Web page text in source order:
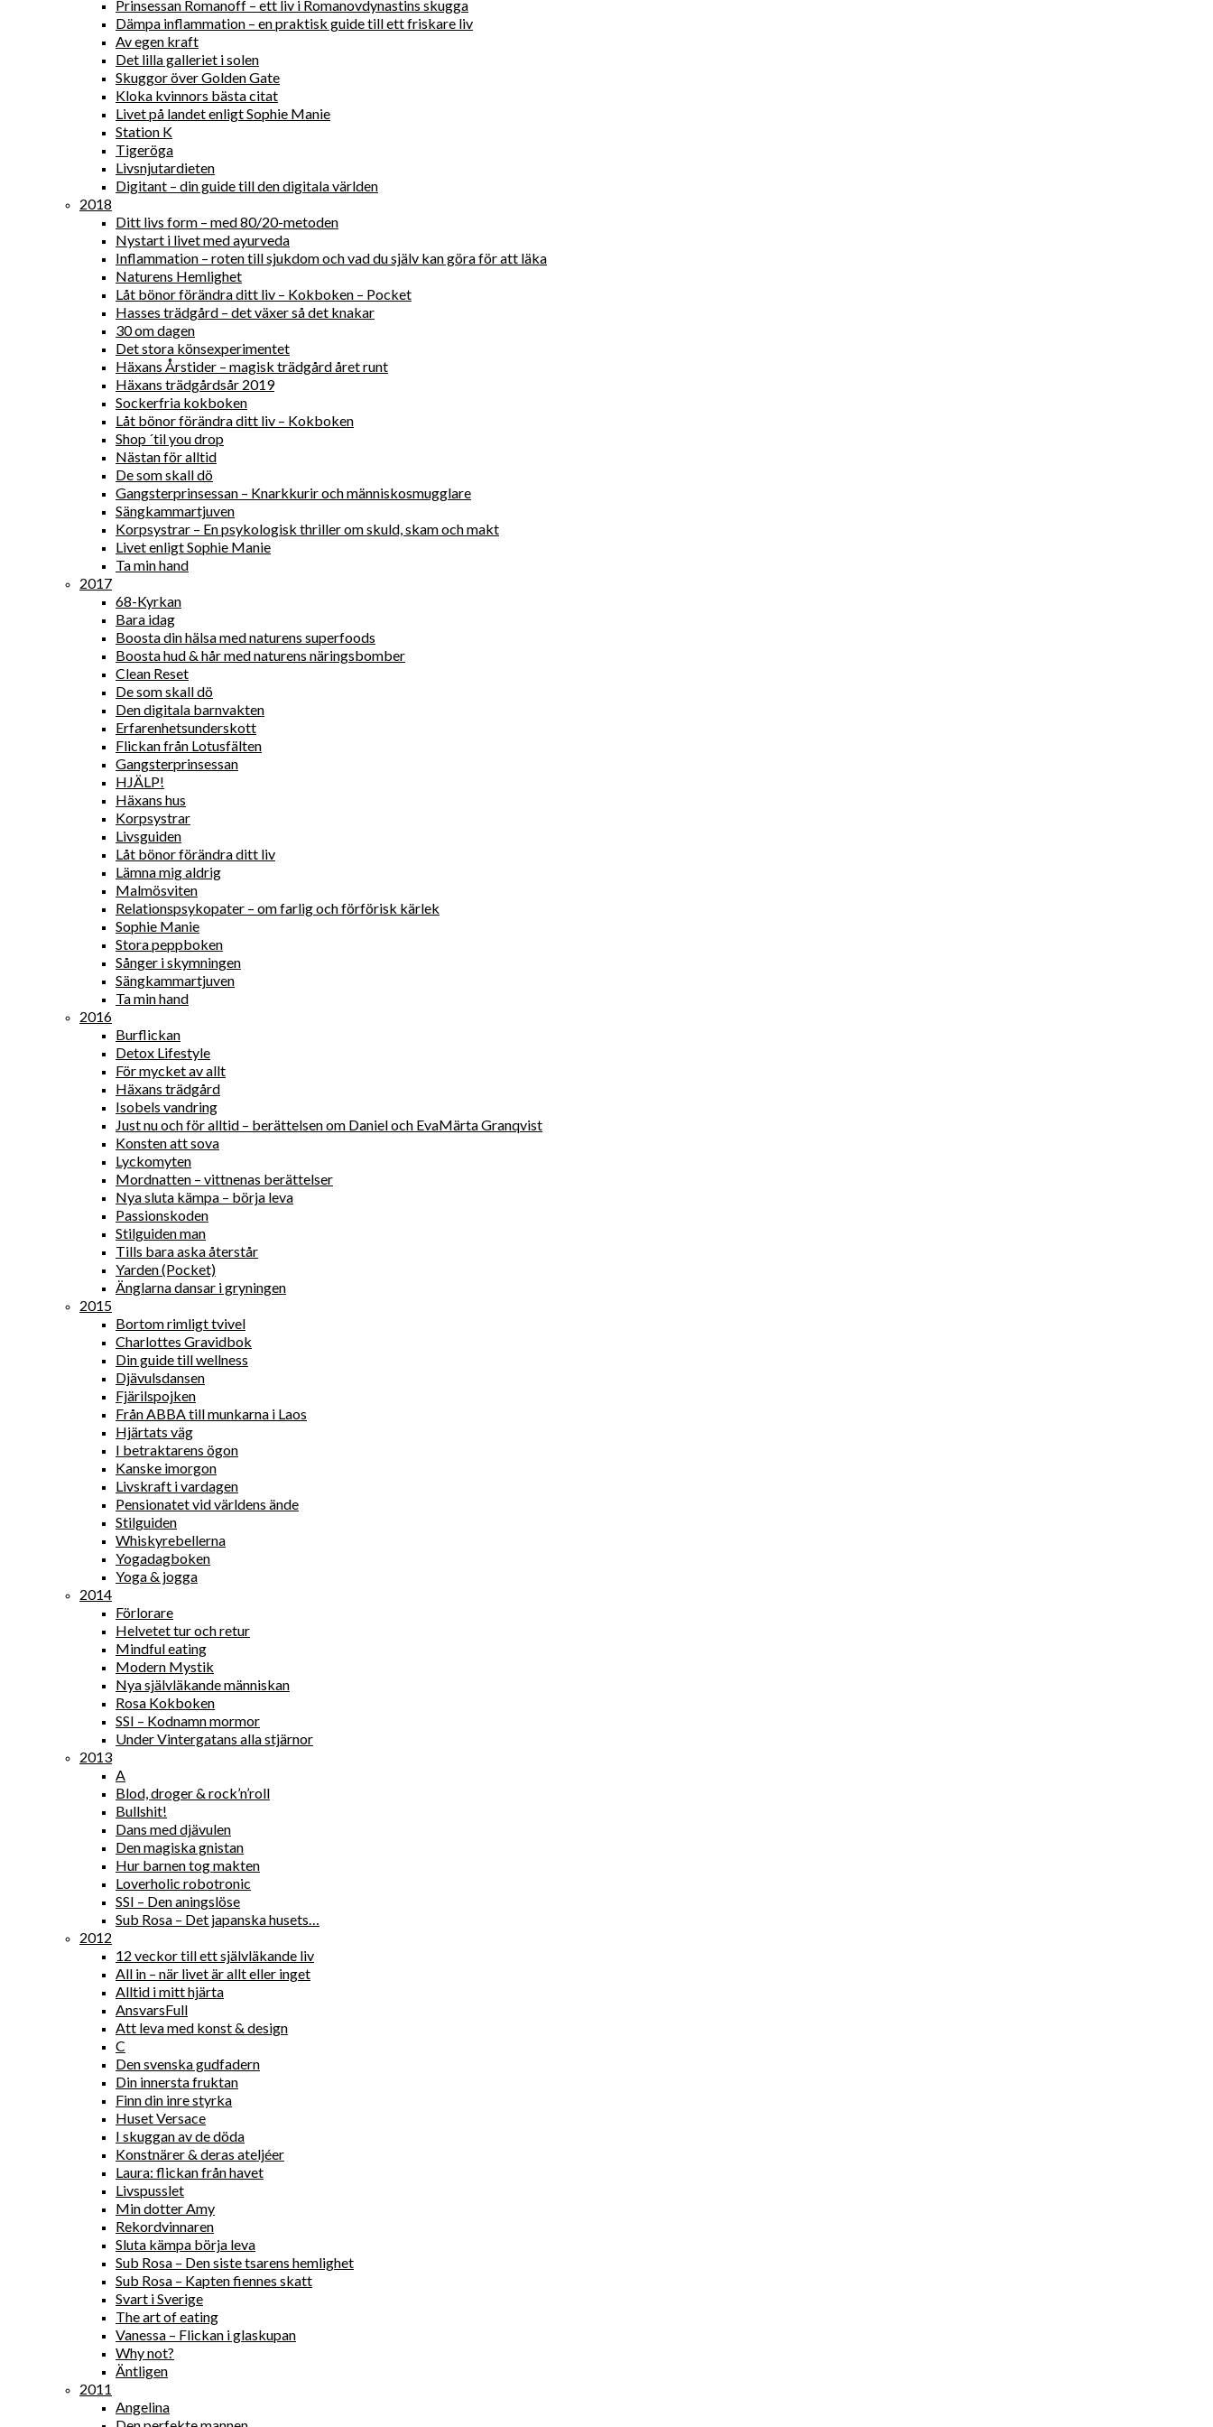
Prinsessan Romanoff – ett liv i Romanovdynastins skugga
Dämpa inflammation – en praktisk guide till ett friskare liv
Av egen kraft
Det lilla galleriet i solen
Skuggor över Golden Gate
Kloka kvinnors bästa citat
Livet på landet enligt Sophie Manie
Station K
Tigeröga
Livsnjutardieten
Digitant – din guide till den digitala världen
2018
Ditt livs form – med 80/20-metoden
Nystart i livet med ayurveda
Inflammation – roten till sjukdom och vad du själv kan göra för att läka
Naturens Hemlighet
Låt bönor förändra ditt liv – Kokboken – Pocket
Hasses trädgård – det växer så det knakar
30 om dagen
Det stora könsexperimentet
Häxans Årstider – magisk trädgård året runt
Häxans trädgårdsår 2019
Sockerfria kokboken
Låt bönor förändra ditt liv – Kokboken
Shop ´til you drop
Nästan för alltid
De som skall dö
Gangsterprinsessan – Knarkkurir och människosmugglare
Sängkammartjuven
Korpsystrar – En psykologisk thriller om skuld, skam och makt
Livet enligt Sophie Manie
Ta min hand
2017
68-Kyrkan
Bara idag
Boosta din hälsa med naturens superfoods
Boosta hud & hår med naturens näringsbomber
Clean Reset
De som skall dö
Den digitala barnvakten
Erfarenhetsunderskott
Flickan från Lotusfälten
Gangsterprinsessan
HJÄLP!
Häxans hus
Korpsystrar
Livsguiden
Låt bönor förändra ditt liv
Lämna mig aldrig
Malmösviten
Relationspsykopater – om farlig och förförisk kärlek
Sophie Manie
Stora peppboken
Sånger i skymningen
Sängkammartjuven
Ta min hand
2016
Burflickan
Detox Lifestyle
För mycket av allt
Häxans trädgård
Isobels vandring
Just nu och för alltid – berättelsen om Daniel och EvaMärta Granqvist
Konsten att sova
Lyckomyten
Mordnatten – vittnenas berättelser
Nya sluta kämpa – börja leva
Passionskoden
Stilguiden man
Tills bara aska återstår
Yarden (Pocket)
Änglarna dansar i gryningen
2015
Bortom rimligt tvivel
Charlottes Gravidbok
Din guide till wellness
Djävulsdansen
Fjärilspojken
Från ABBA till munkarna i Laos
Hjärtats väg
I betraktarens ögon
Kanske imorgon
Livskraft i vardagen
Pensionatet vid världens ände
Stilguiden
Whiskyrebellerna
Yogadagboken
Yoga & jogga
2014
Förlorare
Helvetet tur och retur
Mindful eating
Modern Mystik
Nya självläkande människan
Rosa Kokboken
SSI – Kodnamn mormor
Under Vintergatans alla stjärnor
2013
A
Blod, droger & rock’n’roll
Bullshit!
Dans med djävulen
Den magiska gnistan
Hur barnen tog makten
Loverholic robotronic
SSI – Den aningslöse
Sub Rosa – Det japanska husets…
2012
12 veckor till ett självläkande liv
All in – när livet är allt eller inget
Alltid i mitt hjärta
AnsvarsFull
Att leva med konst & design
C
Den svenska gudfadern
Din innersta fruktan
Finn din inre styrka
Huset Versace
I skuggan av de döda
Konstnärer & deras ateljéer
Laura: flickan från havet
Livspusslet
Min dotter Amy
Rekordvinnaren
Sluta kämpa börja leva
Sub Rosa – Den siste tsarens hemlighet
Sub Rosa – Kapten fiennes skatt
Svart i Sverige
The art of eating
Vanessa – Flickan i glaskupan
Why not?
Äntligen
2011
Angelina